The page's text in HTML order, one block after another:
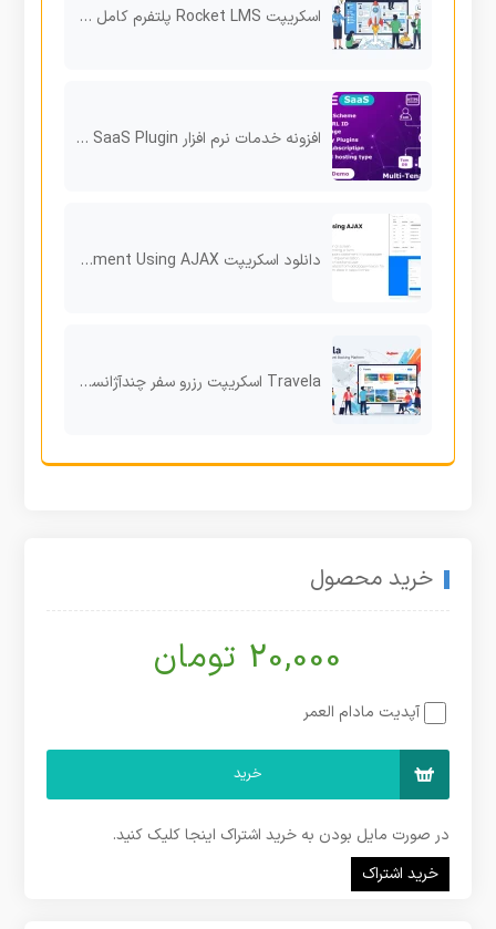
اسکریپت Rocket LMS پلتفرم کامل برای راه‌اندازی آموزشگاه آنلاین حرفه‌ای
افزونه خدمات نرم افزار RISE CRM SaaS Plugin برای رایز
دانلود اسکریپت PHP Form Management Using AJAX
Travela اسکریپت رزرو سفر چندآژانسی با داشبورد کامل آژانس‌ها
خرید محصول
20,000 تومان
آپدیت مادام العمر
خرید
در صورت مایل بودن به خرید اشتراک اینجا کلیک کنید.
خرید اشتراک